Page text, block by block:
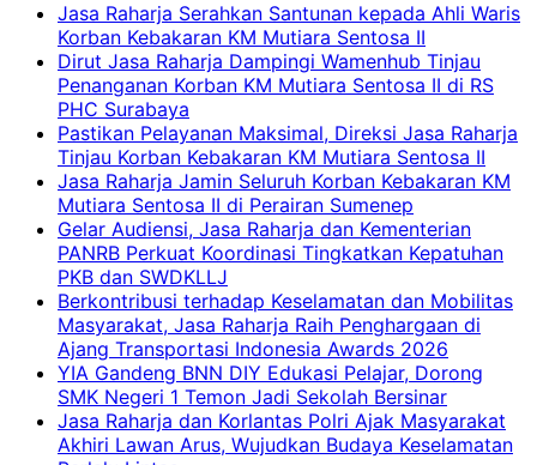
Jasa Raharja Serahkan Santunan kepada Ahli Waris
Korban Kebakaran KM Mutiara Sentosa II
Dirut Jasa Raharja Dampingi Wamenhub Tinjau
Penanganan Korban KM Mutiara Sentosa II di RS
PHC Surabaya
Pastikan Pelayanan Maksimal, Direksi Jasa Raharja
Tinjau Korban Kebakaran KM Mutiara Sentosa II
Jasa Raharja Jamin Seluruh Korban Kebakaran KM
Mutiara Sentosa II di Perairan Sumenep
Gelar Audiensi, Jasa Raharja dan Kementerian
PANRB Perkuat Koordinasi Tingkatkan Kepatuhan
PKB dan SWDKLLJ
Berkontribusi terhadap Keselamatan dan Mobilitas
Masyarakat, Jasa Raharja Raih Penghargaan di
Ajang Transportasi Indonesia Awards 2026
YIA Gandeng BNN DIY Edukasi Pelajar, Dorong
SMK Negeri 1 Temon Jadi Sekolah Bersinar
Jasa Raharja dan Korlantas Polri Ajak Masyarakat
Akhiri Lawan Arus, Wujudkan Budaya Keselamatan